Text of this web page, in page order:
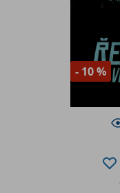
- 10 %